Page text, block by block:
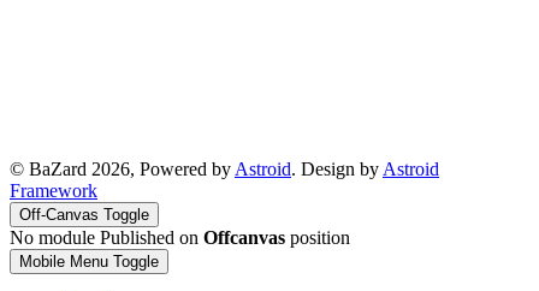
© BaZard 2026, Powered by Astroid. Design by Astroid
Framework
Off-Canvas Toggle
No module Published on Offcanvas position
Mobile Menu Toggle